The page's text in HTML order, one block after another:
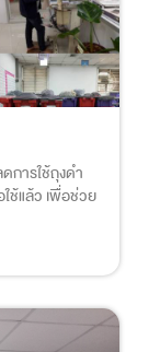
การใช้ถุงดำ
ช้แล้ว เพื่อช่วย